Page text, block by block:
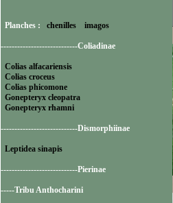
Planches : chenilles imagos
----------------------------Coliadinae
Colias alfacariensis
Colias croceus
Colias phicomone
Gonepteryx cleopatra
Gonepteryx rhamni
----------------------------Dismorphiinae
Leptidea sinapis
----------------------------Pierinae
-----Tribu Anthocharini